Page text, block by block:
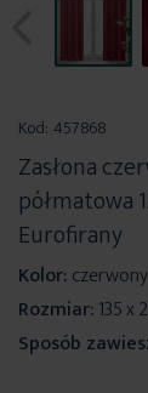
początek
galerii
Kod: 457868
Zasłona
półmatowa
Eurofirany
Kolor:czerwony
Rozmiar:135 x
Sposób